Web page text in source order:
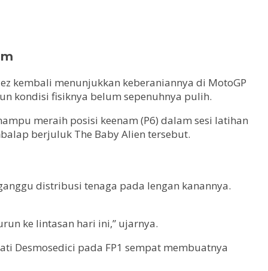
kembali menunjukkan keberaniannya di MotoGP
kondisi fisiknya belum sepenuhnya pulih.
meraih posisi keenam (P6) dalam sesi latihan
berjuluk The Baby Alien tersebut.
distribusi tenaga pada lengan kanannya.
ke lintasan hari ini,” ujarnya.
Desmosedici pada FP1 sempat membuatnya